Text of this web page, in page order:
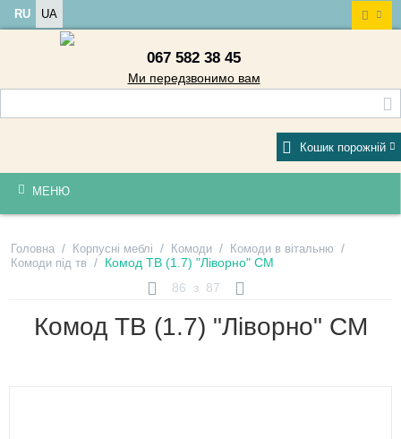
RU UA
067 582 38 45
Ми передзвонимо вам
Кошик порожній
МЕНЮ
Головна / Корпусні меблі / Комоди / Комоди в вітальню /
Комоди під тв / Комод ТВ (1.7) "Ліворно" СМ
86
з 87
Комод ТВ (1.7) "Ліворно" СМ